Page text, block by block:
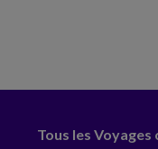
Tous les Voyages